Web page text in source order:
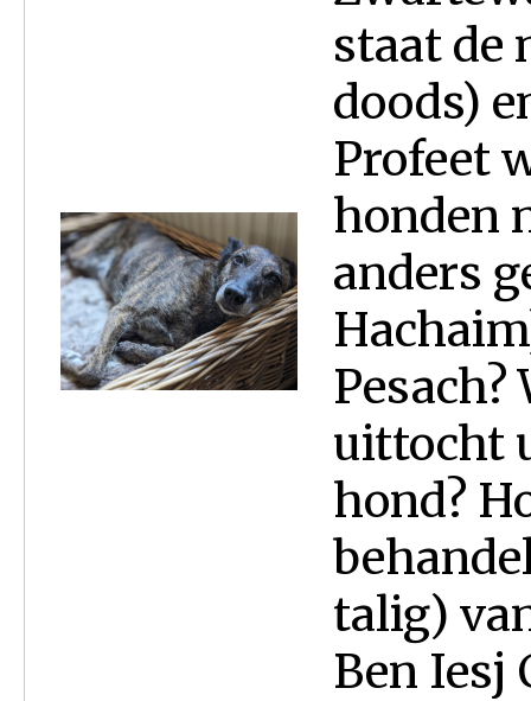
staat de
doods)
Profeet
honden
anders
uittocht
hond?
talig)
Ben Iesj